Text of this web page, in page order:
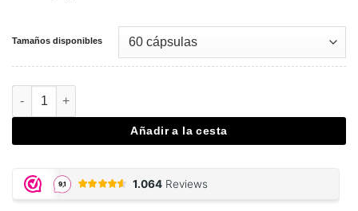
Tamaños disponibles
Muira Puama Capsules cantidad
Añadir a la cesta